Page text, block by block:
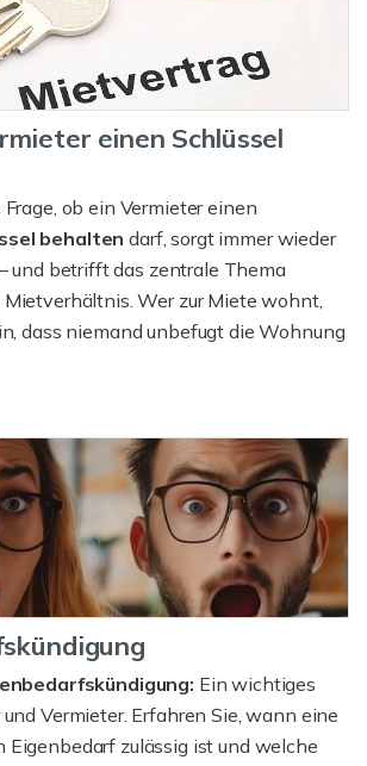
einen Schlüssel
ob ein Vermieter einen
behalten darf, sorgt immer wieder
und betrifft das zentrale Thema
Mietverhältnis. Wer zur Miete wohnt,
dass niemand unbefugt die Wohnung
Ein wichtiges
Vermieter. Erfahren Sie, wann eine
Eigenbedarf zulässig ist und welche